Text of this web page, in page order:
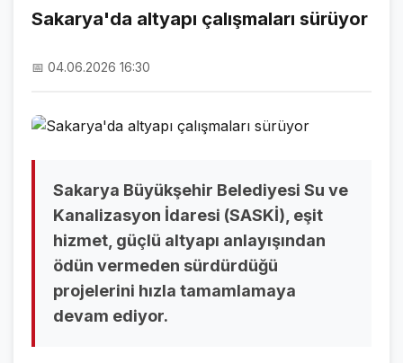
HAVA DURUMU
NÖBETÇİ ECZANELER
SON DAKİKA
SON DAKİKA HABERLERİ
VİDEO GALERİ
FOTO GALERİ
Sakarya'da altyapı çalışmaları sürüyor
📅 04.06.2026 16:30
Sakarya Büyükşehir Belediyesi Su ve
Kanalizasyon İdaresi (SASKİ), eşit
hizmet, güçlü altyapı anlayışından
ödün vermeden sürdürdüğü
projelerini hızla tamamlamaya
devam ediyor.